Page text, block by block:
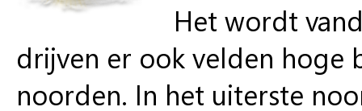
Het wordt
drijven er ook velden hoge
noorden. In het uiterste